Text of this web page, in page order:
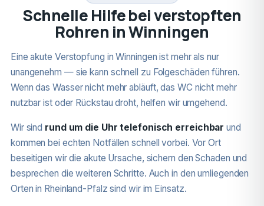
Schnelle Hilfe bei verstopften
Rohren in Winningen
Eine akute Verstopfung in Winningen ist mehr als nur
unangenehm — sie kann schnell zu Folgeschäden führen.
Wenn das Wasser nicht mehr abläuft, das WC nicht mehr
nutzbar ist oder Rückstau droht, helfen wir umgehend.
Wir sind rund um die Uhr telefonisch erreichbar und
kommen bei echten Notfällen schnell vorbei. Vor Ort
beseitigen wir die akute Ursache, sichern den Schaden und
besprechen die weiteren Schritte. Auch in den umliegenden
Orten in Rheinland-Pfalz sind wir im Einsatz.